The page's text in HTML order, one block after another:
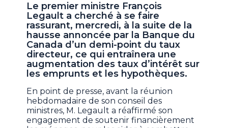
Le premier ministre François
Legault a cherché à se faire
rassurant, mercredi, à la suite de la
hausse annoncée par la Banque du
Canada d’un demi-point du taux
directeur, ce qui entraînera une
augmentation des taux d’intérêt sur
les emprunts et les hypothèques.
En point de presse, avant la réunion
hebdomadaire de son conseil des
ministres, M. Legault a réaffirmé son
engagement de soutenir financièrement